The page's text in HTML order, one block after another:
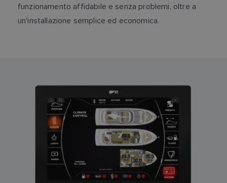
funzionamento affidabile e senza problemi, oltre a
un'installazione semplice ed economica.